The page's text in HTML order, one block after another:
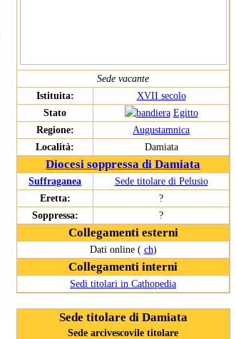
Sede vacante
Istituita:
XVII secolo
Stato
Egitto
Regione:
Augustamnica
Località:
Damiata
Diocesi soppressa di Damiata
Suffraganea
Sede titolare di Pelusio
Eretta:
?
Soppressa:
?
Collegamenti esterni
Dati online ( ch)
Collegamenti interni
Sedi titolari in Cathopedia
Sede titolare di Damiata
Sede arcivescovile titolare